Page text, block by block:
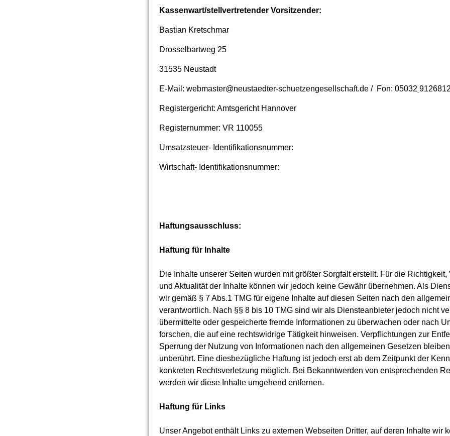
Kassenwart/stellvertretender Vorsitzender:
Bastian Kretschmar
Drosselbartweg 25
31535 Neustadt
E-Mail: webmaster@neustaedter-schuetzengesellschaft.de / Fon: 05032
Registergericht: Amtsgericht Hannover
Registernummer: VR 110055
Umsatzsteuer- Identifikationsnummer:
Wirtschaft- Identifikationsnummer:
Haftungsausschluss:
Haftung für Inhalte
Die Inhalte unserer Seiten wurden mit größter Sorgfalt erstellt. Für die
und Aktualität der Inhalte können wir jedoch keine Gewähr übernehmen. Als
wir gemäß § 7 Abs.1 TMG für eigene Inhalte auf diesen Seiten nach den
verantwortlich. Nach §§ 8 bis 10 TMG sind wir als Diensteanbieter jedoch nicht
übermittelte oder gespeicherte fremde Informationen zu überwachen oder nach
forschen, die auf eine rechtswidrige Tätigkeit hinweisen. Verpflichtungen zur
Sperrung der Nutzung von Informationen nach den allgemeinen Gesetzen
unberührt. Eine diesbezügliche Haftung ist jedoch erst ab dem Zeitpunkt der
konkreten Rechtsverletzung möglich. Bei Bekanntwerden von entsprechenden
werden wir diese Inhalte umgehend entfernen.
Haftung für Links
Unser Angebot enthält Links zu externen Webseiten Dritter, auf deren Inhalte wir